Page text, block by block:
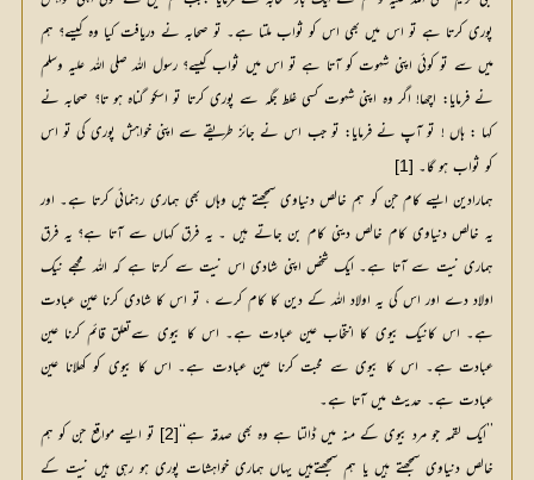
پوری کرتا ہے تو اس میں بھی اس کو ثواب ملتا ہے۔ تو صحابہ نے دریافت کیا وہ کیسے؟ ہم
میں سے تو کوئی اپنی شہوت کو آتا ہے تو اس میں ثواب کیسے؟ رسول اللہ صلی اللہ علیہ وسلم
نے فرمایا: اچھا! اگر وہ اپنی شہوت کسی غلط جگہ سے پوری کرتا تو اسکو گناہ ہو تا؟ صحابہ نے
کہا : ہاں ! تو آپ نے فرمایا: تو جب اس نے جائز طریقے سے اپنی خواہش پوری کی تو اس
کو ثواب ہو گا۔ [1]
ہمارادین ایسے کام جن کو ہم خالص دنیاوی سمجھتے ہیں وہاں بھی ہماری رہنمائی کرتا ہے۔ اور
یہ خالص دنیاوی کام خالص دینی کام بن جاتے ہیں ۔ یہ فرق کہاں سے آتا ہے؟ یہ فرق
ہماری نیت سے آتا ہے۔ ایک شخص اپنی شادی اس نیت سے کرتا ہے کہ اللہ مجھے نیک
اولاد دے اور اس کی یہ اولاد اللہ کے دین کا کام کرے ، تو اس کا شادی کرنا عین عبادت
ہے۔ اس کانیک بیوی کا انتخاب عین عبادت ہے۔ اس کا بیوی سےتعلق قائم کرنا عین
عبادت ہے۔ اس کا بیوی سے محبت کرنا عین عبادت ہے۔ اس کا بیوی کو کھلانا عین
عبادت ہے۔ حدیث میں آتا ہے۔
’’ایک لقمہ جو مرد بیوی کے منہ میں ڈالتا ہے وہ بھی صدقہ ہے‘‘ [2]